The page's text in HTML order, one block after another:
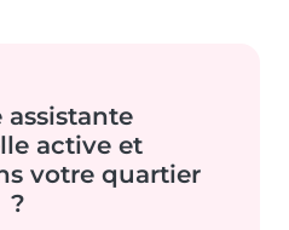
active et
votre quartier
?